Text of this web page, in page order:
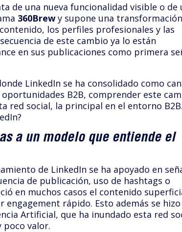
de una nueva funcionalidad visible o de
360Brewy supone una transformación
los perfiles profesionales y las
de este cambio ya lo están
en sus publicaciones como primera
LinkedIn se ha consolidado como
B2B, comprender este
red social, la principal en el entorno B2B.
a un modelo que entiende el
de LinkedIn se ha apoyado en
de publicación, uso de hashtags o
en muchos casos el contenido
rápido. Esto además se hizo
Artificial, que ha inundado esta red
poco valor.